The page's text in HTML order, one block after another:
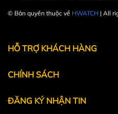
© Bản quyền thuộc về HWATCH | All
HỖ TRỢ KHÁCH HÀNG
CHÍNH SÁCH
ĐĂNG KÝ NHẬN TIN